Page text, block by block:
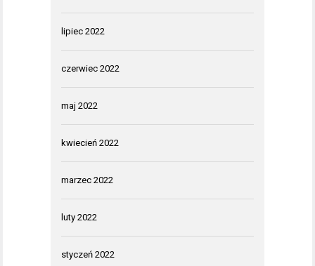
lipiec 2022
czerwiec 2022
maj 2022
kwiecień 2022
marzec 2022
luty 2022
styczeń 2022